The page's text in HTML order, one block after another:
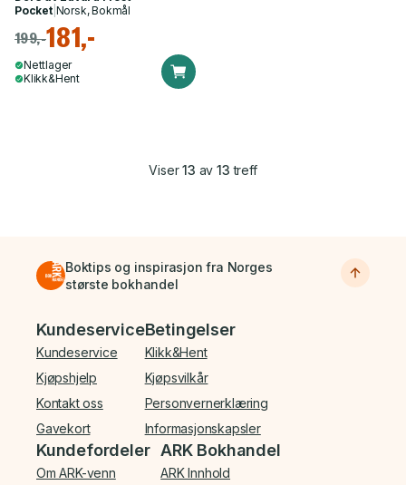
Pocket| Norsk, Bokmål
199,-181,-
Nettlager
Klikk&Hent
Viser13 av 13 treff
Boktips og inspirasjon fra Norges
største bokhandel
Bunnmeny
Kundeservice
Kundeservice
Kjøpshjelp
Kontakt oss
Gavekort
Betingelser
Klikk&Hent
Kjøpsvilkår
Personvernerklæring
Informasjonskapsler
Kundefordeler
Om ARK-venn
ARK Bokhandel
ARK Innhold